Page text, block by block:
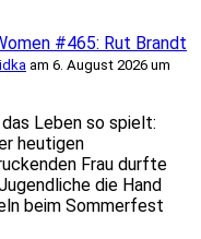
#465: Rut Brandt
am 6. August 2026 um
Leben so spielt:
heutigen
Frau durfte
die Hand
beim Sommerfest